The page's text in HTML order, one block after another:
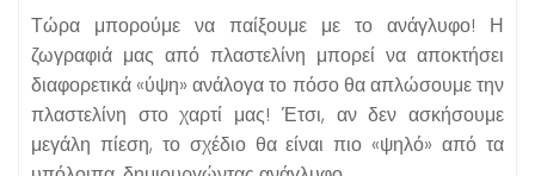
Τώρα μπορούμε να παίξουμε με το ανάγλυφο! Η
ζωγραφιά μας από πλαστελίνη μπορεί να αποκτήσει
διαφορετικά «ύψη» ανάλογα το πόσο θα απλώσουμε την
πλαστελίνη στο χαρτί μας! Έτσι, αν δεν ασκήσουμε
μεγάλη πίεση, το σχέδιο θα είναι πιο «ψηλό» από τα